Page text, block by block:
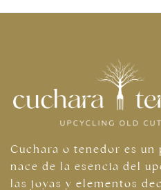
Cuchara o tenedor es
nace de la esencia del
las joyas y elementos